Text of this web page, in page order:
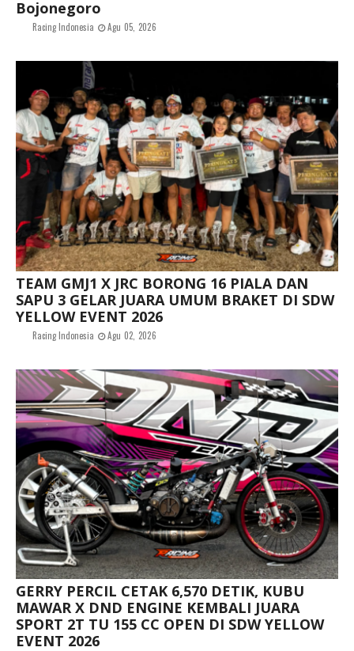
Bojonegoro
Racing Indonesia Agu 05, 2026
TEAM GMJ1 X JRC BORONG 16 PIALA DAN
SAPU 3 GELAR JUARA UMUM BRAKET DI SDW
YELLOW EVENT 2026
Racing Indonesia Agu 02, 2026
GERRY PERCIL CETAK 6,570 DETIK, KUBU
MAWAR X DND ENGINE KEMBALI JUARA
SPORT 2T TU 155 CC OPEN DI SDW YELLOW
EVENT 2026